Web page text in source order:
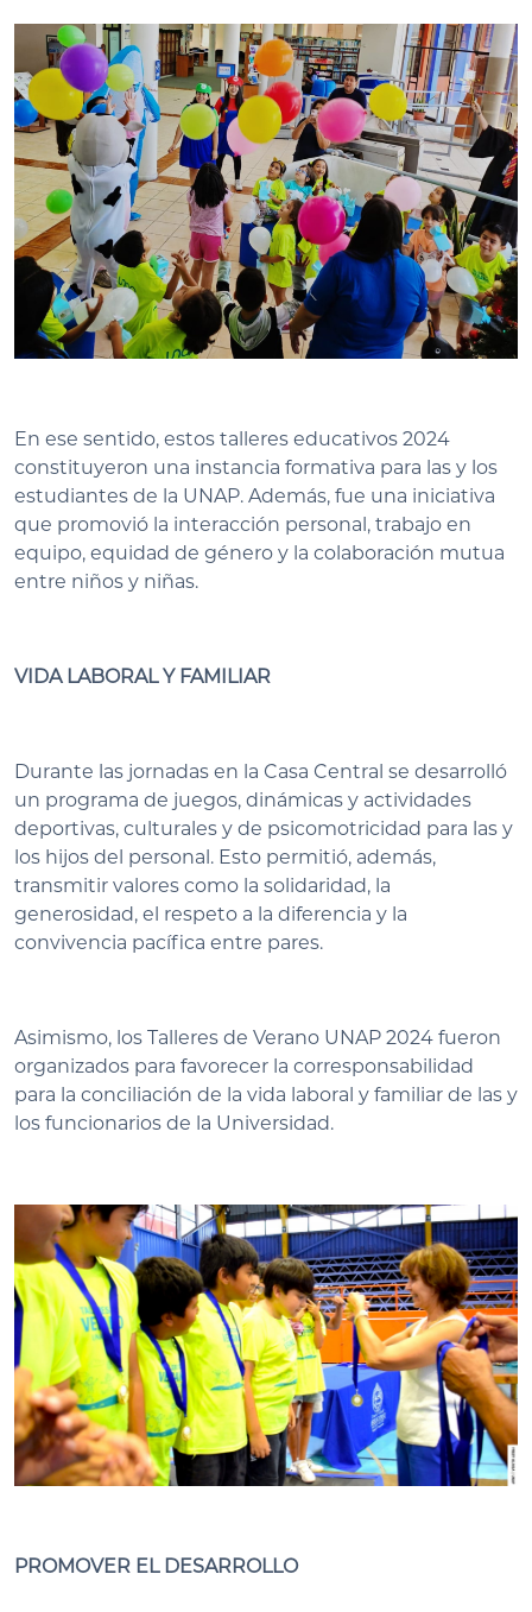
En ese sentido, estos talleres educativos 2024
constituyeron una instancia formativa para las y los
estudiantes de la UNAP. Además, fue una iniciativa
que promovió la interacción personal, trabajo en
equipo, equidad de género y la colaboración mutua
entre niños y niñas.
VIDA LABORAL Y FAMILIAR
Durante las jornadas en la Casa Central se desarrolló
un programa de juegos, dinámicas y actividades
deportivas, culturales y de psicomotricidad para las y
los hijos del personal. Esto permitió, además,
transmitir valores como la solidaridad, la
generosidad, el respeto a la diferencia y la
convivencia pacífica entre pares.
Asimismo, los Talleres de Verano UNAP 2024 fueron
organizados para favorecer la corresponsabilidad
para la conciliación de la vida laboral y familiar de las y
los funcionarios de la Universidad.
PROMOVER EL DESARROLLO